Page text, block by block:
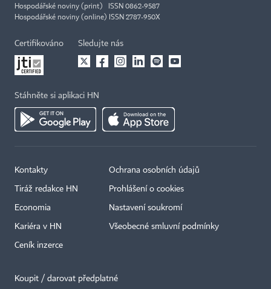
Hospodářské noviny (print) ISSN 0862-9587
Hospodářské noviny (online) ISSN 2787-950X
Certifikováno Sledujte nás
Stáhněte si aplikaci HN
Kontakty
Tiráž redakce HN
Economia
Kariéra v HN
Ceník inzerce
Ochrana osobních údajů
Prohlášení o cookies
Nastavení soukromí
Všeobecné smluvní podmínky
Koupit / darovat předplatné